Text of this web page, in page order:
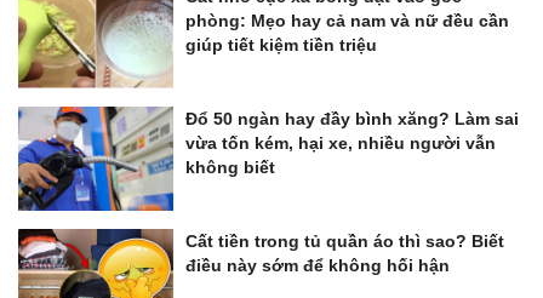
phòng: Mẹo hay cả nam và nữ đều cần
giúp tiết kiệm tiền triệu
Đổ 50 ngàn hay đầy bình xăng? Làm sai
vừa tốn kém, hại xe, nhiều người vẫn
không biết
Cất tiền trong tủ quần áo thì sao? Biết
điều này sớm để không hối hận